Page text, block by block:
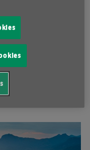
la poursuite du
le renforcement du
les marchés du
de résistance à
avec les États-
diplomatiques,
du Brésil, laissent